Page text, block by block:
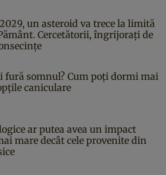
un asteroid va trece la limită
Cercetătorii, îngrijorați de
fură somnul? Cum poți dormi mai
caniculare
ar putea avea un impact
mare decât cele provenite din